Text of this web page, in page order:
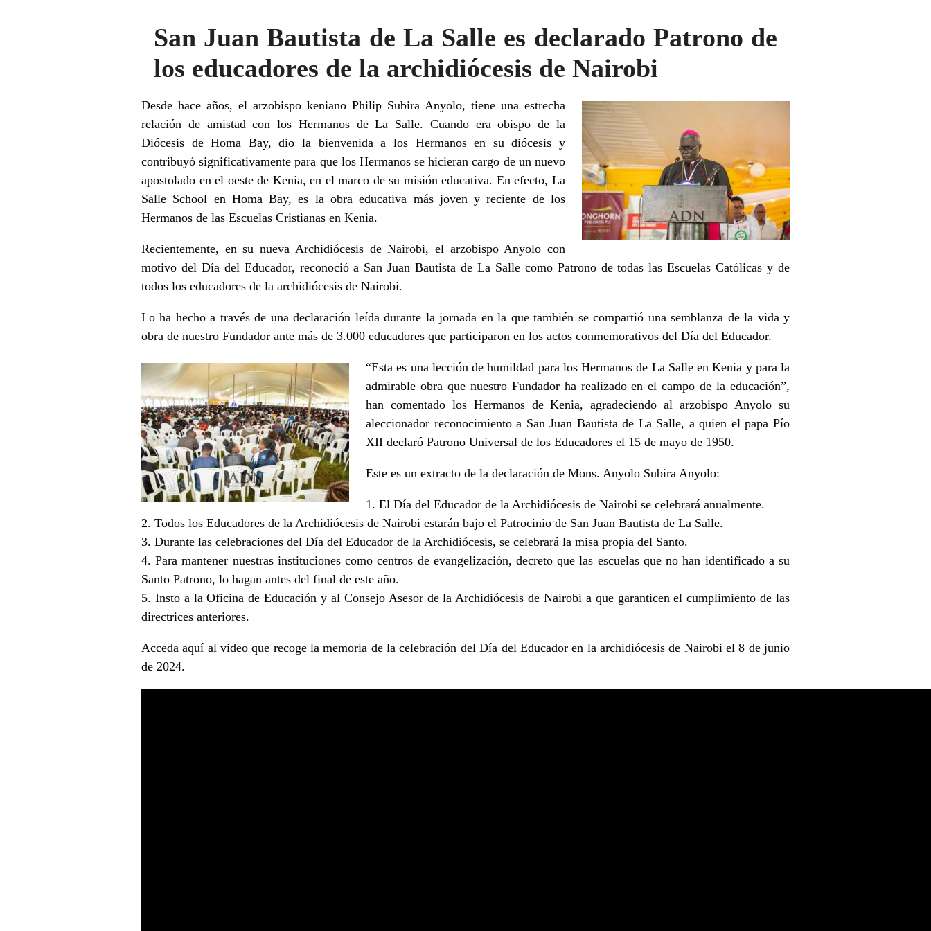
San Juan Bautista de La Salle es declarado Patrono de
los educadores de la archidiócesis de Nairobi
Desde hace años, el arzobispo keniano Philip Subira Anyolo, tiene una estrecha
relación de amistad con los Hermanos de La Salle. Cuando era obispo de la
Diócesis de Homa Bay, dio la bienvenida a los Hermanos en su diócesis y
contribuyó significativamente para que los Hermanos se hicieran cargo de un nuevo
apostolado en el oeste de Kenia, en el marco de su misión educativa. En efecto, La
Salle School en Homa Bay, es la obra educativa más joven y reciente de los
Hermanos de las Escuelas Cristianas en Kenia.
Recientemente, en su nueva Archidiócesis de Nairobi, el arzobispo Anyolo con
motivo del Día del Educador, reconoció a San Juan Bautista de La Salle como Patrono de todas las Escuelas Católicas y de
todos los educadores de la archidiócesis de Nairobi.
Lo ha hecho a través de una declaración leída durante la jornada en la que también se compartió una semblanza de la vida y
obra de nuestro Fundador ante más de 3.000 educadores que participaron en los actos conmemorativos del Día del Educador.
“Esta es una lección de humildad para los Hermanos de La Salle en Kenia y para la
admirable obra que nuestro Fundador ha realizado en el campo de la educación”,
han comentado los Hermanos de Kenia, agradeciendo al arzobispo Anyolo su
aleccionador reconocimiento a San Juan Bautista de La Salle, a quien el papa Pío
XII declaró Patrono Universal de los Educadores el 15 de mayo de 1950.
Este es un extracto de la declaración de Mons. Anyolo Subira Anyolo:
1. El Día del Educador de la Archidiócesis de Nairobi se celebrará anualmente.
2. Todos los Educadores de la Archidiócesis de Nairobi estarán bajo el Patrocinio de San Juan Bautista de La Salle.
3. Durante las celebraciones del Día del Educador de la Archidiócesis, se celebrará la misa propia del Santo.
4. Para mantener nuestras instituciones como centros de evangelización, decreto que las escuelas que no han identificado a su
Santo Patrono, lo hagan antes del final de este año.
5. Insto a la Oficina de Educación y al Consejo Asesor de la Archidiócesis de Nairobi a que garanticen el cumplimiento de las
directrices anteriores.
Accedaaquí al video que recoge la memoria de la celebración del Día del Educador en la archidiócesis de Nairobi el 8 de junio
de 2024.